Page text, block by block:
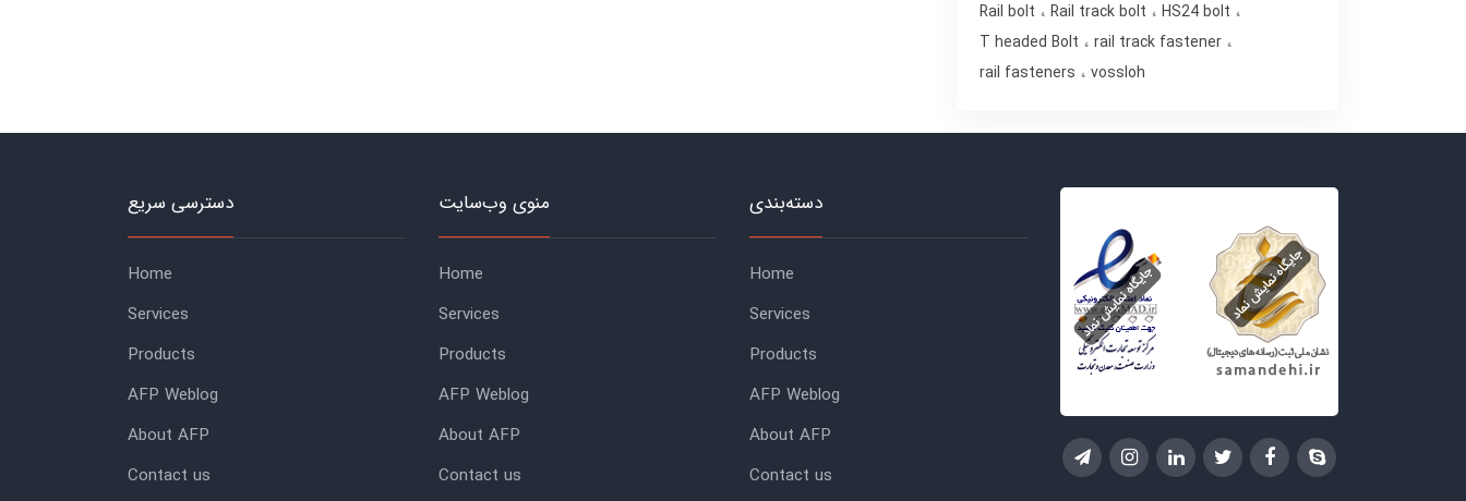
Rail bolt Rail track bolt
HS24 bolt
T headed Bolt
rail track fastener
rail fasteners
vossloh
دسترسی سریع
Home
Services
Products
AFP Weblog
About AFP
Contact us
منوی وب‌سایت
Home
Services
Products
AFP Weblog
About AFP
Contact us
دسته‌بندی
Home
Services
Products
AFP Weblog
About AFP
Contact us